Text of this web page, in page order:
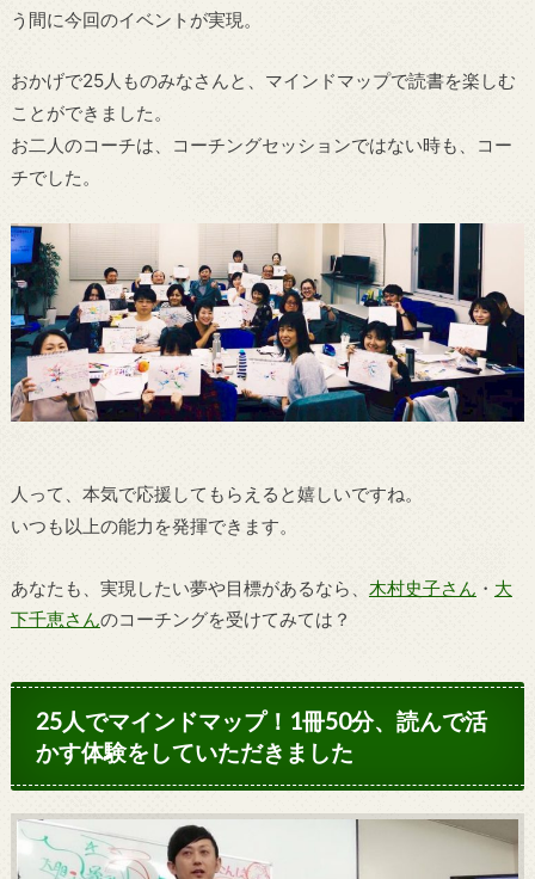
う間に今回のイベントが実現。
おかげで25人ものみなさんと、マインドマップで読書を楽しむ
ことができました。
お二人のコーチは、コーチングセッションではない時も、コー
チでした。
人って、本気で応援してもらえると嬉しいですね。
いつも以上の能力を発揮できます。
あなたも、実現したい夢や目標があるなら、 木村史子さん ・ 大
下千恵さんのコーチングを受けてみては？
25人でマインドマップ！1冊50分、読んで活
かす体験をしていただきました